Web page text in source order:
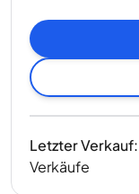
Letzter Verkauf:
Verkäufe